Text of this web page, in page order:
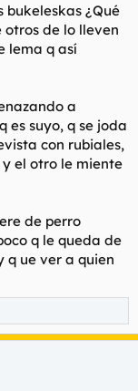
bukeleskas ¿Qué
otros de lo lleven
lema q así
a
es suyo, q se joda
con rubiales,
el otro le miente
de perro
q le queda de
q ue ver a quien